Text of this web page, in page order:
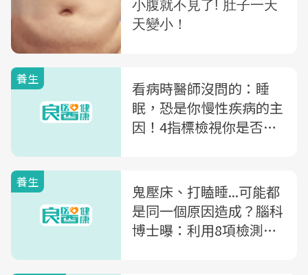
養生
看病時醫師沒問的：睡
眠，恐是你慢性疾病的主
因！4指標檢視你是否為
養生
鬼壓床、打瞌睡...可能都
是同一個原因造成？腦科
博士曝：利用8項檢測，